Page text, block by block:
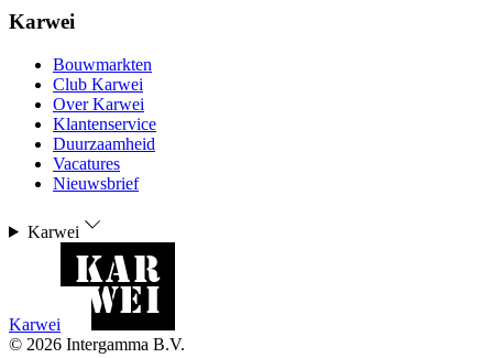
Karwei
Bouwmarkten
Club Karwei
Over Karwei
Klantenservice
Duurzaamheid
Vacatures
Nieuwsbrief
Karwei
Karwei
© 2026 Intergamma B.V.